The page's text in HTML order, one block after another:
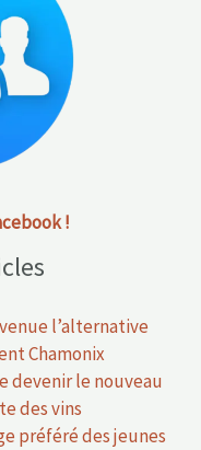
!
l’alternative
Chamonix
devenir le nouveau
des vins
préféré des jeunes